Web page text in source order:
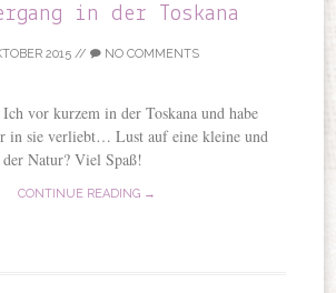
in der Toskana
2015// NO COMMENTS
vor kurzem in der Toskana und habe
in sie verliebt… Lust auf eine kleine und
Natur? Viel Spaß!
CONTINUE READING →